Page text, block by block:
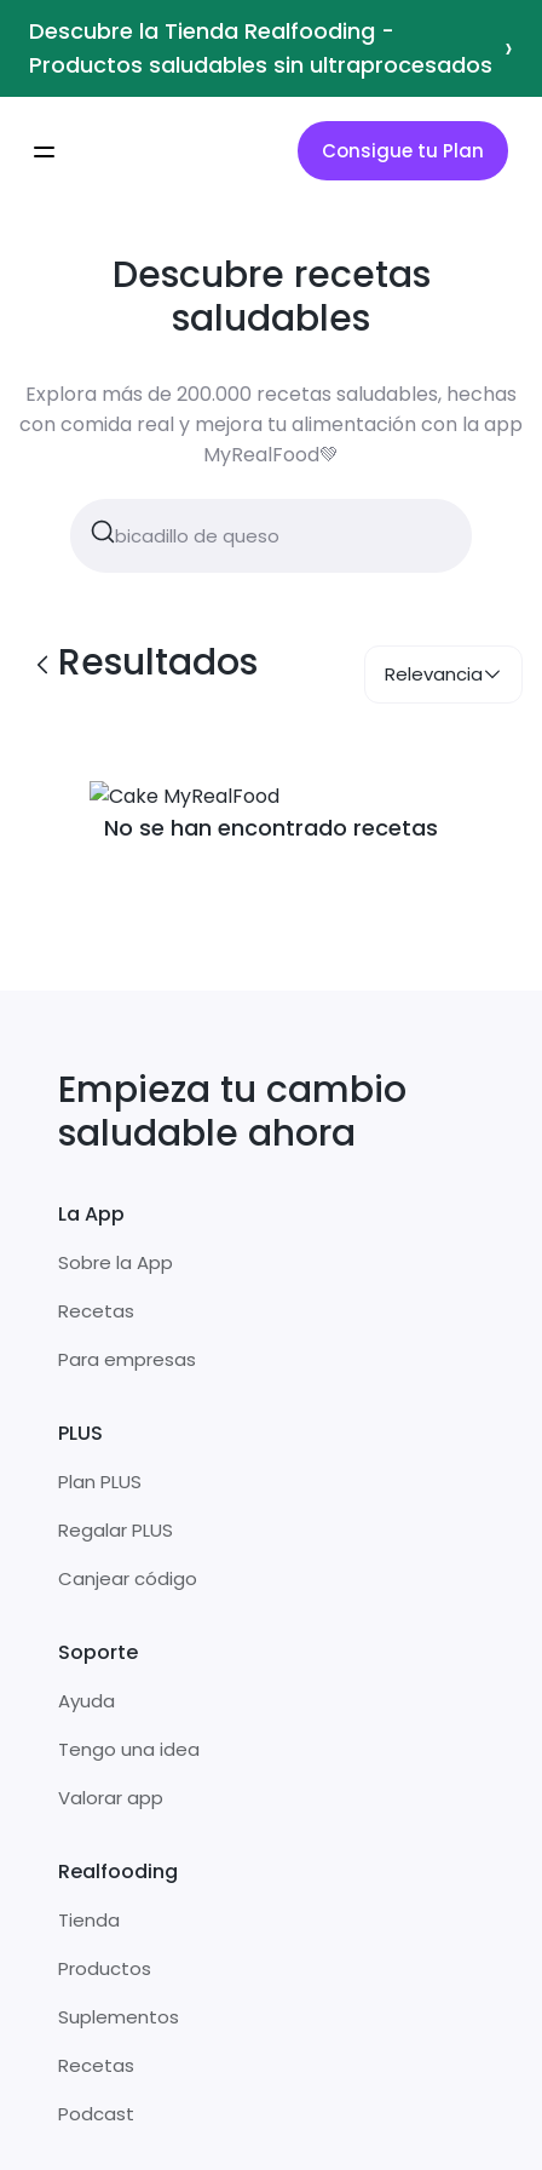
Descubre la Tienda Realfooding -
Productos saludables sin ultraprocesados ›
Consigue tu Plan
Descubre recetas
saludables
Explora más de 200.000 recetas saludables, hechas
con comida real y mejora tu alimentación con la app
MyRealFood💚
Resultados Relevancia
No se han encontrado recetas
Empieza tu cambio
saludable ahora
La App
Sobre la App
Recetas
Para empresas
PLUS
Plan PLUS
Regalar PLUS
Canjear código
Soporte
Ayuda
Tengo una idea
Valorar app
Realfooding
Tienda
Productos
Suplementos
Recetas
Podcast